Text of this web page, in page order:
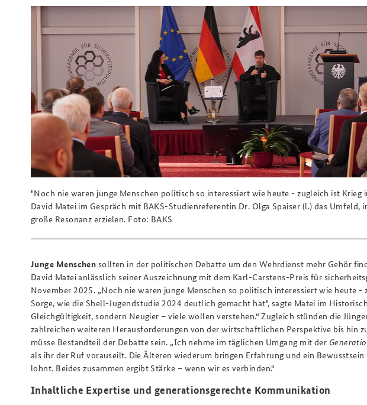
Beirat
Freundeskreis
Arbeitskreis "Junge
Sicherheitspolitiker"
"Noch nie waren junge Menschen politisch so interessiert wie heute - zugleich ist Krieg
David Matei im Gespräch mit BAKS-Studienreferentin Dr. Olga Spaiser (l.) das Umfeld,
große Resonanz erzielen. Foto: BAKS
Junge Menschen sollten in der politischen Debatte um den Wehrdienst mehr Gehör
David Matei anlässlich seiner Auszeichnung mit dem Karl-Carstens-Preis für
November 2025. „Noch nie waren junge Menschen so politisch interessiert wie heute -
Sorge, wie die Shell-Jugendstudie 2024 deutlich gemacht hat", sagte Matei im
Gleichgültigkeit, sondern Neugier – viele wollen verstehen.“ Zugleich stünden die
zahlreichen weiteren Herausforderungen von der wirtschaftlichen Perspektive bis hin
müsse Bestandteil der Debatte sein. „Ich nehme im täglichen Umgang mit der
als ihr der Ruf vorauseilt. Die Älteren wiederum bringen Erfahrung und ein
lohnt. Beides zusammen ergibt Stärke – wenn wir es verbinden.“
Inhaltliche Expertise und generationsgerechte Kommunikation